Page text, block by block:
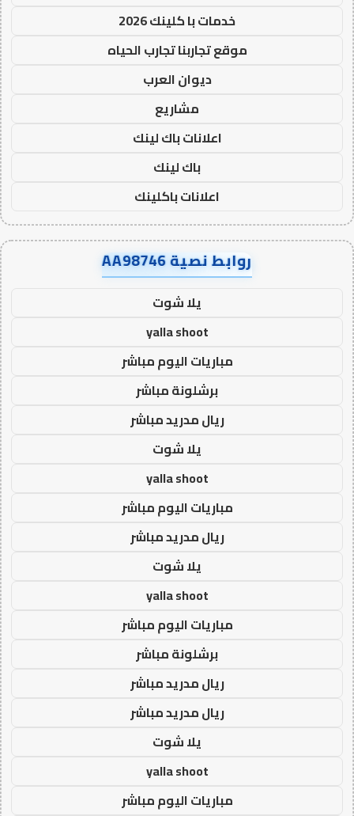
خدمات با كلينك 2026
موقع تجاربنا تجارب الحياه
ديوان العرب
مشاريع
اعلانات باك لينك
باك لينك
اعلانات باكلينك
روابط نصية AA98746
يلا شوت
yalla shoot
مباريات اليوم مباشر
برشلونة مباشر
ريال مدريد مباشر
يلا شوت
yalla shoot
مباريات اليوم مباشر
ريال مدريد مباشر
يلا شوت
yalla shoot
مباريات اليوم مباشر
برشلونة مباشر
ريال مدريد مباشر
ريال مدريد مباشر
يلا شوت
yalla shoot
مباريات اليوم مباشر